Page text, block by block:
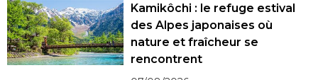
Kamikôchi : le refuge estival
des Alpes japonaises où
nature et fraîcheur se
rencontrent